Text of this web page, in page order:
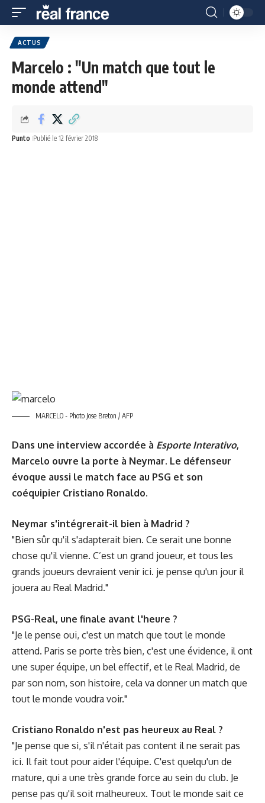
ACTUS
Marcelo : "Un match que tout le
monde attend"
Punto Publié le 12 février 2018
MARCELO - Photo Jose Breton / AFP
Dans une interview accordée à Esporte Interativo,
Marcelo ouvre la porte à Neymar. Le défenseur
évoque aussi le match face au PSG et son
coéquipier Cristiano Ronaldo.
Neymar s'intégrerait-il bien à Madrid ?
"Bien sûr qu'il s'adapterait bien. Ce serait une bonne
chose qu'il vienne. C’est un grand joueur, et tous les
grands joueurs devraient venir ici. je pense qu'un jour il
jouera au Real Madrid."
PSG-Real, une finale avant l'heure ?
"Je le pense oui, c'est un match que tout le monde
attend. Paris se porte très bien, c'est une évidence, il ont
une super équipe, un bel effectif, et le Real Madrid, de
par son nom, son histoire, cela va donner un match que
tout le monde voudra voir."
Cristiano Ronaldo n'est pas heureux au Real ?
"Je pense que si, s'il n'était pas content il ne serait pas
ici. Il fait tout pour aider l'équipe. C'est quelqu'un de
mature, qui a une très grande force au sein du club. Je
pense pas qu'il soit malheureux. Tout le monde sait ce